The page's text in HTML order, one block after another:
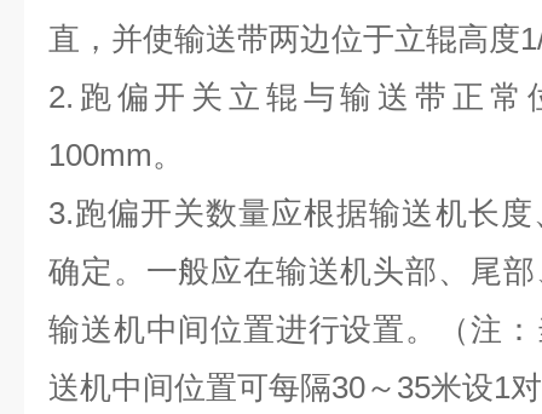
直，并使输送带两边位于立辊高度
2.跑偏开关立辊与输送带正常
100mm。
3.跑偏开关数量应根据输送机长
确定。一般应在输送机头部、尾
输送机中间位置进行设置。（注
送机中间位置可每隔30～35米设1